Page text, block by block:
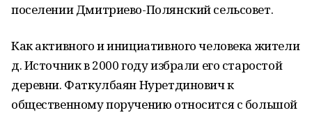
поселении Дмитриево-Полянский сельсовет.
Как активного и инициативного человека жители
д. Источник в 2000 году избрали его старостой
деревни. Фаткулбаян Нуретдинович к
общественному поручению относится с большой